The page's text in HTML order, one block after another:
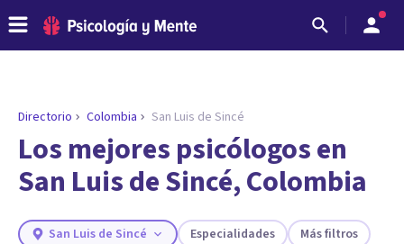
Directorio Colombia San Luis de Sincé
Los mejores psicólogos en
San Luis de Sincé, Colombia
San Luis de Sincé Especialidades Más filtros